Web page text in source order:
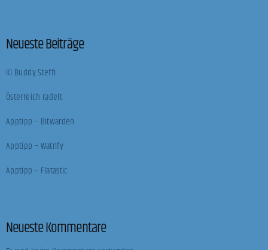
Neueste Beiträge
KI Buddy Steffi
Österreich radelt
Apptipp – Bitwarden
Apptipp – Watrify
Apptipp – Flatastic
Neueste Kommentare